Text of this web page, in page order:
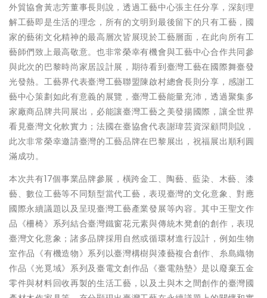
外貿協會黃志芳董事長則說，透過工藝中心張主任分享，深刻理
解工藝即是生活的理念，所有的文明到最後留下的只有工藝，國
家的藝術文化精神的最高層次皆展現於工藝層面，在此向所有工
藝師們致上最高敬意。也非常榮幸有機會與工藝中心合作共同參
與此次的巴黎時尚家居設計展，期待看到臺灣工藝在國際舞臺發
光發熱。工藝界代表臺灣工藝聯盟陳啟村總會長則分享，感謝工
藝中心策劃如此有意義的展覽，臺灣工藝能量充沛，透過聚集多
家廠商品牌共同展出，必能讓臺灣工藝之美發揚國際，讓全世界
看見臺灣文化軟實力；法國在臺協會代表謝瑋芸資深顧問則說，
此次非常榮幸邀請臺灣的工藝品牌在巴黎展出，祝福展出順利圓
滿成功。
本次共有17個事業品牌參展，橫跨金工、陶藝、藍染、木藝、漆
藝、數位工藝等不同類型當代工藝，表現臺灣的文化意象、對應
國際永續議題以及呈現臺灣工藝產業發展等內容。其中王聖文作
品《柵椅》系列結合臺灣鐵窗花元素與傳統木凳創的創作，表現
臺灣文化意象；諸多品牌採用自然或循環材進行設計，例如生物
室作品《有機造物》系列以臺灣構樹與漆藝複合創作、糸島織物
作品《光覓域》系列及臺電文創作品《臺電熱墊》是以廢棄五金
零件與材料回收再製的生活工藝，以及土與木之間創作的臺灣國